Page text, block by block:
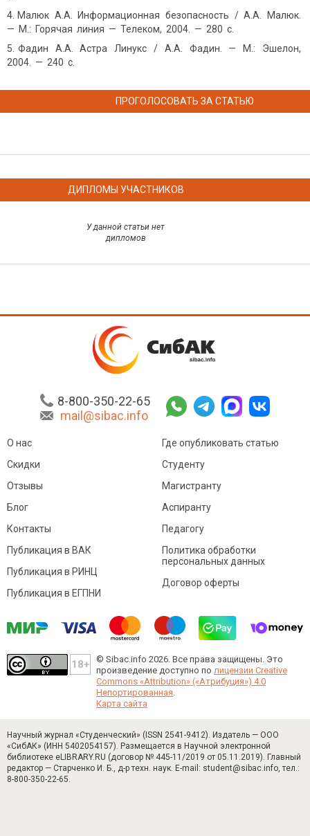
Малюк А.А. Информационная безопасность / А.А. Малюк.
— М.: Горячая линия — Телеком, 2004. — 280 с.
Фадин А.А. Астра Линукс / А.А. Фадин. — М.: Эшелон,
2004. — 240 с.
ПРОГОЛОСОВАТЬ ЗА СТАТЬЮ
ДИПЛОМЫ УЧАСТНИКОВ
У данной статьи нет
дипломов
8-800-350-22-65
mail@sibac.info
О нас
Скидки
Отзывы
Блог
Контакты
Где опубликовать статью
Студенту
Магистранту
Аспиранту
Педагогу
Публикация в ВАК
Публикация в РИНЦ
Публикация в ЕГПНИ
Политика обработки
персональных данных
Договор оферты
© Sibac.info 2026. Все права защищены. Это
произведение доступно по лицензии Creative
Commons «Attribution» («Атрибуция») 4.0
Непортированная.
Карта сайта
Научный журнал «Студенческий» (ISSN 2541-9412). Издатель — ООО
«СибАК» (ИНН 5402054157). Размещается в Научной электронной
библиотеке eLIBRARY.RU (договор № 445-11/2019 от 05.11.2019). Главный
редактор — Старченко И. Б., д-р техн. наук. E-mail: student@sibac.info, тел.:
8-800-350-22-65.